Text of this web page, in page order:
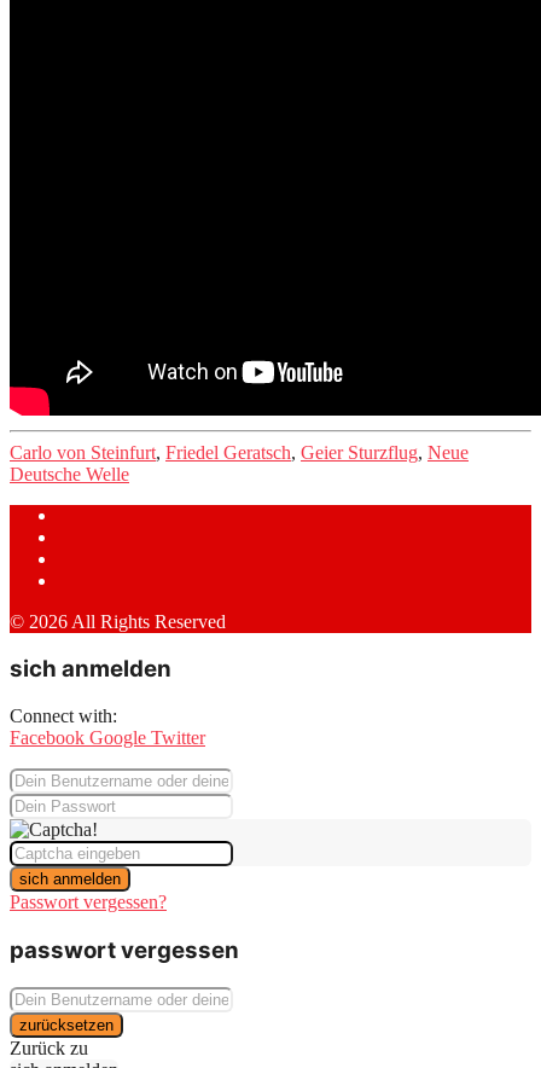
Carlo von Steinfurt, Friedel Geratsch, Geier Sturzflug, Neue
Deutsche Welle
© 2026 All Rights Reserved
sich anmelden
Connect with:
Facebook Google Twitter
sich anmelden
Passwort vergessen?
passwort vergessen
zurücksetzen
Zurück zu